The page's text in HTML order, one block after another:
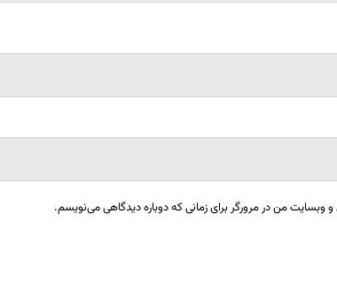
و وبسایت من در مرورگر برای زمانی که دوباره دیدگاهی می‌نویسم.